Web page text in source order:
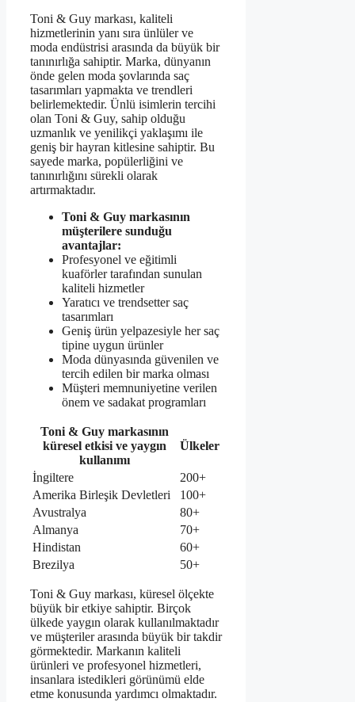
Toni & Guy markası, kaliteli
hizmetlerinin yanı sıra ünlüler ve
moda endüstrisi arasında da büyük bir
tanınırlığa sahiptir. Marka, dünyanın
önde gelen moda şovlarında saç
tasarımları yapmakta ve trendleri
belirlemektedir. Ünlü isimlerin tercihi
olan Toni & Guy, sahip olduğu
uzmanlık ve yenilikçi yaklaşımı ile
geniş bir hayran kitlesine sahiptir. Bu
sayede marka, popülerliğini ve
tanınırlığını sürekli olarak
artırmaktadır.
Toni & Guy markasının
müşterilere sunduğu
avantajlar:
Profesyonel ve eğitimli
kuaförler tarafından sunulan
kaliteli hizmetler
Yaratıcı ve trendsetter saç
tasarımları
Geniş ürün yelpazesiyle her saç
tipine uygun ürünler
Moda dünyasında güvenilen ve
tercih edilen bir marka olması
Müşteri memnuniyetine verilen
önem ve sadakat programları
Toni & Guy markasının
küresel etkisi ve yaygın
kullanımı
Ülkeler
İngiltere
200+
Amerika Birleşik Devletleri
100+
Avustralya
80+
Almanya
70+
Hindistan
60+
Brezilya
50+
Toni & Guy markası, küresel ölçekte
büyük bir etkiye sahiptir. Birçok
ülkede yaygın olarak kullanılmaktadır
ve müşteriler arasında büyük bir takdir
görmektedir. Markanın kaliteli
ürünleri ve profesyonel hizmetleri,
insanlara istedikleri görünümü elde
etme konusunda yardımcı olmaktadır.